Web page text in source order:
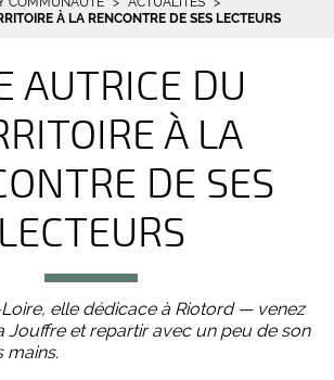
À LA RENCONTRE DE SES LECTEURS
AUTRICE DU
À LA
DE SES
LECTEURS
elle dédicace à Riotord — venez
Jouffre et repartir avec un peu de son
mains.